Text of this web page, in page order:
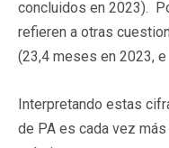
concluidos en 2023).
refieren a otras
(23,4 meses en 2023,
Interpretando estas
de PA es cada vez